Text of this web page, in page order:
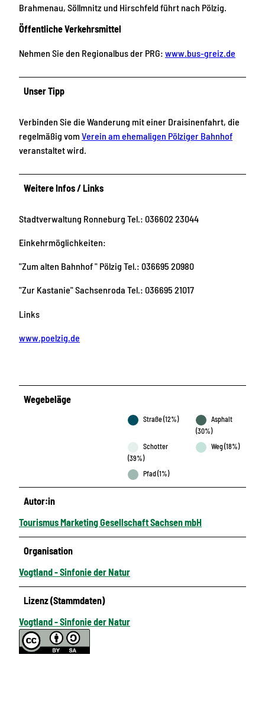
Brahmenau, Söllmnitz und Hirschfeld führt nach Pölzig.
Öffentliche Verkehrsmittel
Nehmen Sie den Regionalbus der PRG: www.bus-greiz.de
Unser Tipp
Verbinden Sie die Wanderung mit einer Draisinenfahrt, die
regelmäßig vom Verein am ehemaligen Pölziger Bahnhof
veranstaltet wird.
Weitere Infos / Links
Stadtverwaltung Ronneburg Tel.: 036602 23044
Einkehrmöglichkeiten:
"Zum alten Bahnhof " Pölzig Tel.: 036695 20980
"Zur Kastanie" Sachsenroda Tel.: 036695 21017
Links
www.poelzig.de
Wegebeläge
Straße (12%)
Asphalt
(30%)
Schotter
(39%)
Weg (18%)
Pfad (1%)
Autor:in
Tourismus Marketing Gesellschaft Sachsen mbH
Organisation
Vogtland - Sinfonie der Natur
Lizenz (Stammdaten)
Vogtland - Sinfonie der Natur